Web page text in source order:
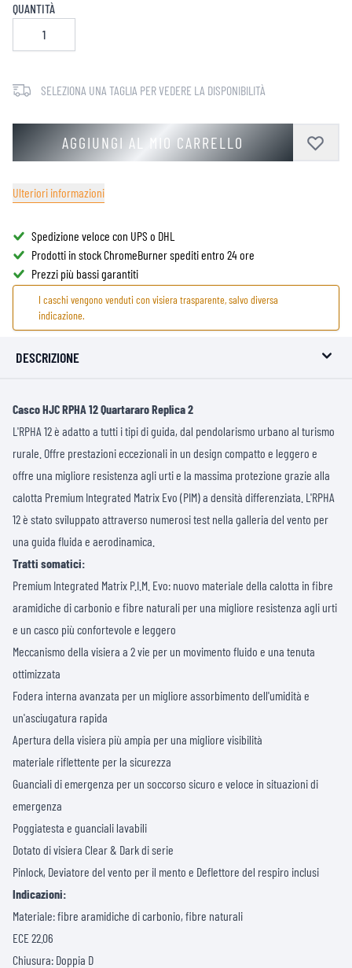
QUANTITÀ
SELEZIONA UNA TAGLIA PER VEDERE LA DISPONIBILITÀ
AGGIUNGI AL MIO CARRELLO
Ulteriori informazioni
Spedizione veloce con UPS o DHL
Prodotti in stock ChromeBurner spediti entro 24 ore
Prezzi più bassi garantiti
I caschi vengono venduti con visiera trasparente, salvo diversa
indicazione.
DESCRIZIONE
Casco HJC RPHA 12 Quartararo Replica 2
L'RPHA 12 è adatto a tutti i tipi di guida, dal pendolarismo urbano al turismo
rurale. Offre prestazioni eccezionali in un design compatto e leggero e
offre una migliore resistenza agli urti e la massima protezione grazie alla
calotta Premium Integrated Matrix Evo (PIM) a densità differenziata. L'RPHA
12 è stato sviluppato attraverso numerosi test nella galleria del vento per
una guida fluida e aerodinamica.
Tratti somatici:
Premium Integrated Matrix P.I.M. Evo: nuovo materiale della calotta in fibre
aramidiche di carbonio e fibre naturali per una migliore resistenza agli urti
e un casco più confortevole e leggero
Meccanismo della visiera a 2 vie per un movimento fluido e una tenuta
ottimizzata
Fodera interna avanzata per un migliore assorbimento dell'umidità e
un'asciugatura rapida
Apertura della visiera più ampia per una migliore visibilità
materiale riflettente per la sicurezza
Guanciali di emergenza per un soccorso sicuro e veloce in situazioni di
emergenza
Poggiatesta e guanciali lavabili
Dotato di visiera Clear & Dark di serie
Pinlock, Deviatore del vento per il mento e Deflettore del respiro inclusi
Indicazioni:
Materiale: fibre aramidiche di carbonio, fibre naturali
ECE 22.06
Chiusura: Doppia D